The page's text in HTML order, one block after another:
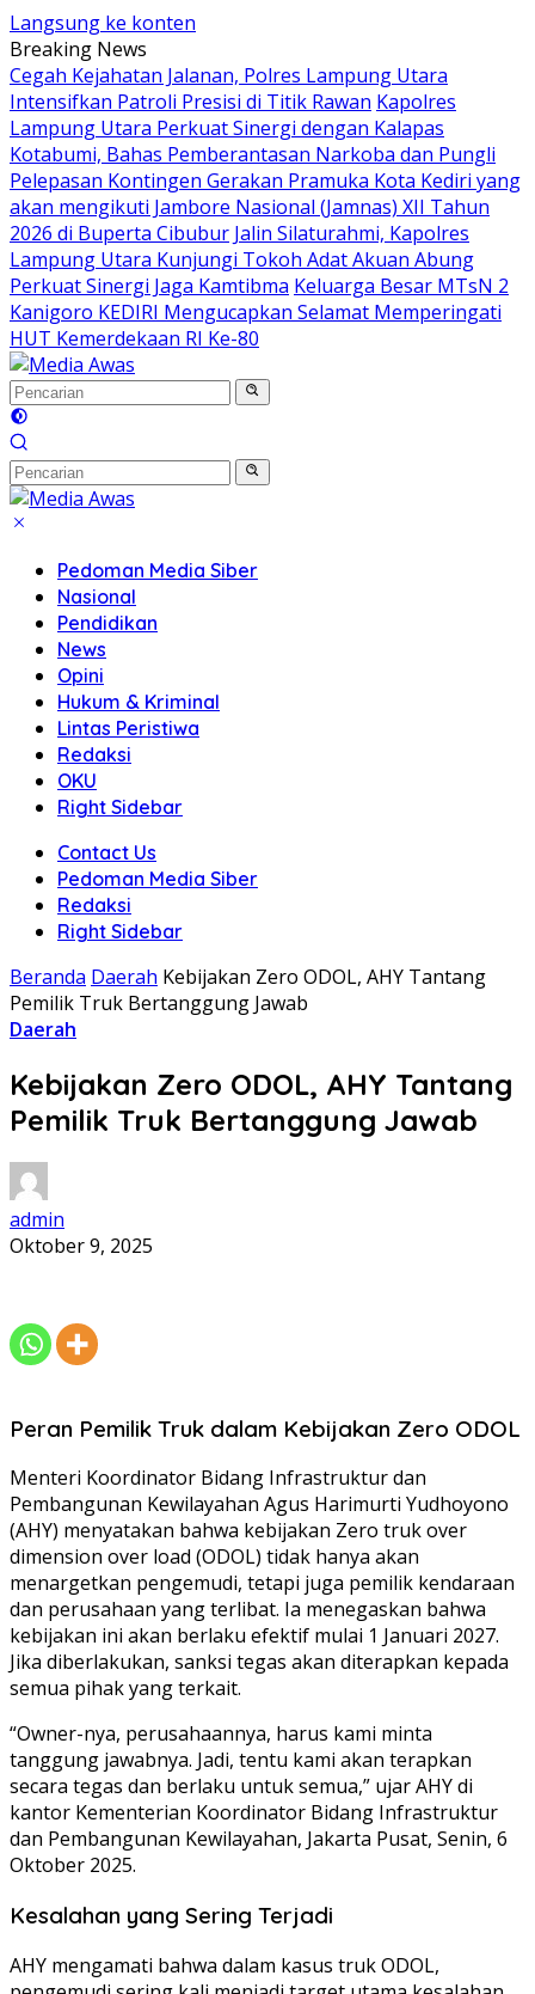
Langsung ke konten
Breaking News
Cegah Kejahatan Jalanan, Polres Lampung Utara
Intensifkan Patroli Presisi di Titik Rawan Kapolres
Lampung Utara Perkuat Sinergi dengan Kalapas
Kotabumi, Bahas Pemberantasan Narkoba dan Pungli
Pelepasan Kontingen Gerakan Pramuka Kota Kediri yang
akan mengikuti Jambore Nasional (Jamnas) XII Tahun
2026 di Buperta Cibubur Jalin Silaturahmi, Kapolres
Lampung Utara Kunjungi Tokoh Adat Akuan Abung
Perkuat Sinergi Jaga Kamtibma Keluarga Besar MTsN 2
Kanigoro KEDIRI Mengucapkan Selamat Memperingati
HUT Kemerdekaan RI Ke-80
Pedoman Media Siber
Nasional
Pendidikan
News
Opini
Hukum & Kriminal
Lintas Peristiwa
Redaksi
OKU
Right Sidebar
Contact Us
Pedoman Media Siber
Redaksi
Right Sidebar
Beranda Daerah Kebijakan Zero ODOL, AHY Tantang
Pemilik Truk Bertanggung Jawab
Daerah
Kebijakan Zero ODOL, AHY Tantang
Pemilik Truk Bertanggung Jawab
admin
Oktober 9, 2025
Peran Pemilik Truk dalam Kebijakan Zero ODOL
Menteri Koordinator Bidang Infrastruktur dan
Pembangunan Kewilayahan Agus Harimurti Yudhoyono
(AHY) menyatakan bahwa kebijakan Zero truk over
dimension over load (ODOL) tidak hanya akan
menargetkan pengemudi, tetapi juga pemilik kendaraan
dan perusahaan yang terlibat. Ia menegaskan bahwa
kebijakan ini akan berlaku efektif mulai 1 Januari 2027.
Jika diberlakukan, sanksi tegas akan diterapkan kepada
semua pihak yang terkait.
“Owner-nya, perusahaannya, harus kami minta
tanggung jawabnya. Jadi, tentu kami akan terapkan
secara tegas dan berlaku untuk semua,” ujar AHY di
kantor Kementerian Koordinator Bidang Infrastruktur
dan Pembangunan Kewilayahan, Jakarta Pusat, Senin, 6
Oktober 2025.
Kesalahan yang Sering Terjadi
AHY mengamati bahwa dalam kasus truk ODOL,